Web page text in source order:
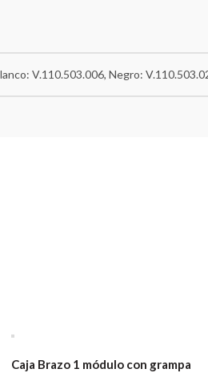
V.110.503.006, Negro:
Caja Brazo 1 módulo con grampa